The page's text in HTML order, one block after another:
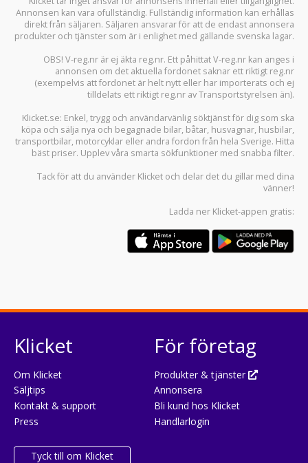
Annonsen kan vara ofullständig. Fullständig information kan erhållas
direkt från säljaren. Säljaren ansvarar för att de endast annonsera
produkter och tjänster som är i enlighet med gällande svenska lagar.
OBS! V-reg.nr är ej äkta reg.nr. Ett påhittat V-reg.nr kan anges i
annonsen om det aktuella fordonet saknar ett riktigt reg.nr
(exempelvis att fordonet är helt nytt eller har importerats och ej
tilldelats ett riktigt reg.nr av Transportstyrelsen än).
Klicket.se: Enkel, trygg och användarvänlig söktjänst för dig som ska
köpa och sälja nya och begagnade bilar, båtar, husvagnar, husbilar,
transportbilar, motorcyklar eller andra fordon från hela Sverige. Hitta
bäst priser. Upplev våra smarta sökfunktioner med snabba filter.
Tack för att du använder Klicket och delar det du gillar med dina
vänner!
Ladda ner Klicket-appen gratis:
Klicket
Om Klicket
Säljtips
Kontakt & support
Press
Tyck till om Klicket
För företag
Produkter & tjänster
Annonsera
Bli kund hos Klicket
Handlarlogin